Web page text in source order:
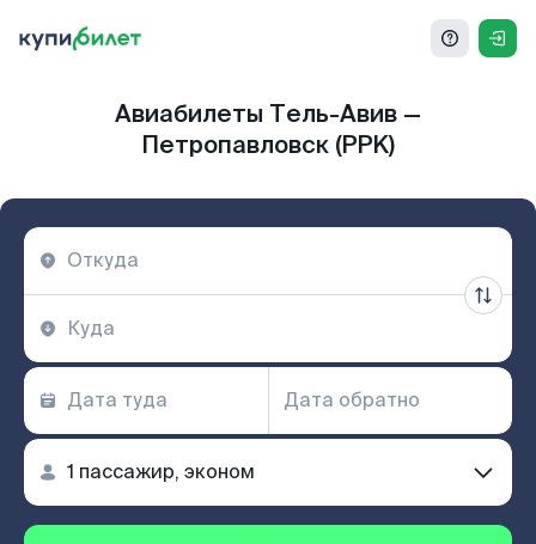
Авиабилеты Тель-Авив —
Петропавловск (PPK)